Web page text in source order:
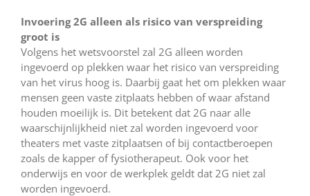
Invoering 2G alleen als risico van verspreiding
groot is
Volgens het wetsvoorstel zal 2G alleen worden
ingevoerd op plekken waar het risico van verspreiding
van het virus hoog is. Daarbij gaat het om plekken waar
mensen geen vaste zitplaats hebben of waar afstand
houden moeilijk is. Dit betekent dat 2G naar alle
waarschijnlijkheid niet zal worden ingevoerd voor
theaters met vaste zitplaatsen of bij contactberoepen
zoals de kapper of fysiotherapeut. Ook voor het
onderwijs en voor de werkplek geldt dat 2G niet zal
worden ingevoerd.